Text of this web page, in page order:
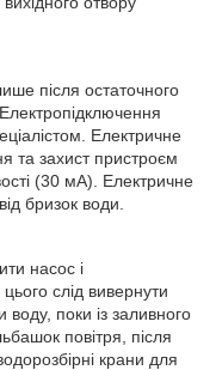
після остаточного
Електричне
та захист пристроєм
(30 мА). Електричне
бризок води.
насос і
слід вивернути
воду, поки із заливного
повітря, після
крани для